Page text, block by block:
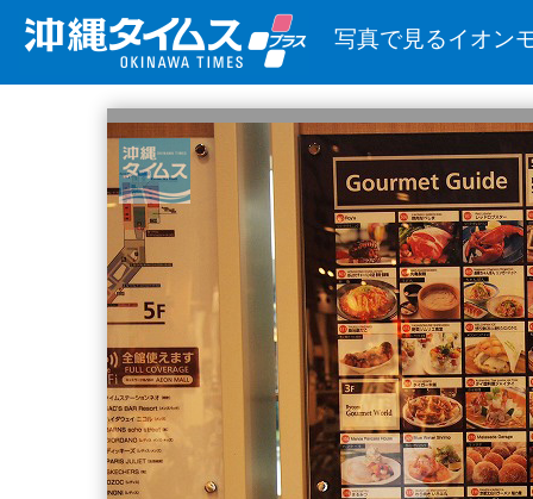
写真で見るイオン